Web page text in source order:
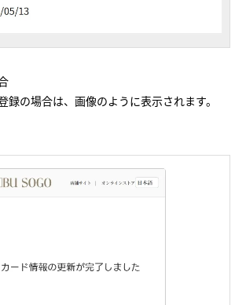
録の場合は、画像のように表示されます。